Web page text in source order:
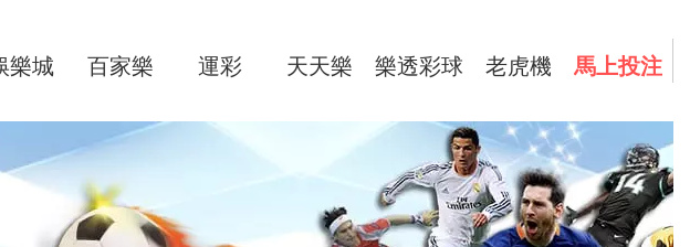
樂城 百家樂 運彩 天天樂 樂透彩球 老虎機 馬上投注